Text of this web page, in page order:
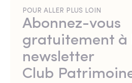
POUR ALLER PLUS LOIN
Abonnez-vous
gratuitement à
newsletter
Club